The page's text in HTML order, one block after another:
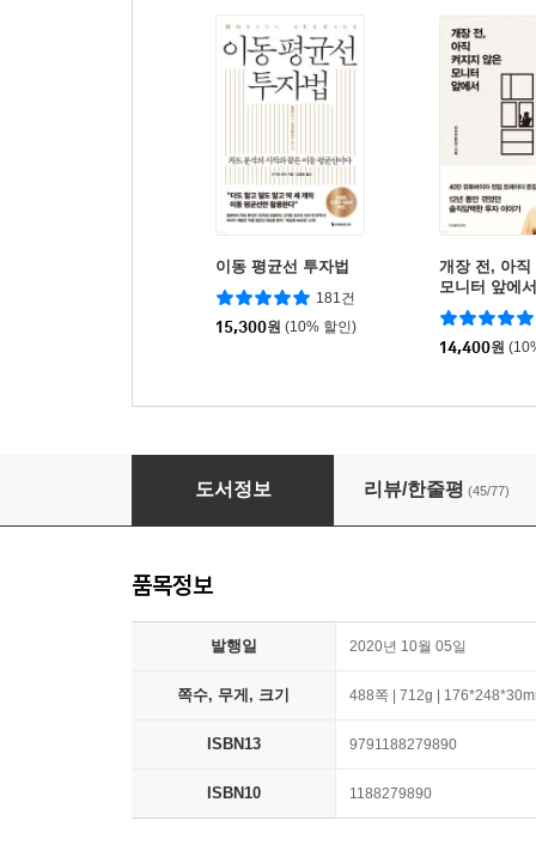
이동 평균선 투자법
181건
15,300원 (10% 할인)
개장 전, 아직
모니터 앞에서
14,400원
주식시장의 승부사들
도서정보 리뷰/한줄평 (45/77)
품목정보
발행일 2020년 10월 05일
쪽수, 무게, 크기 488쪽 | 712g |
ISBN13 9791188279890
ISBN10 1188279890